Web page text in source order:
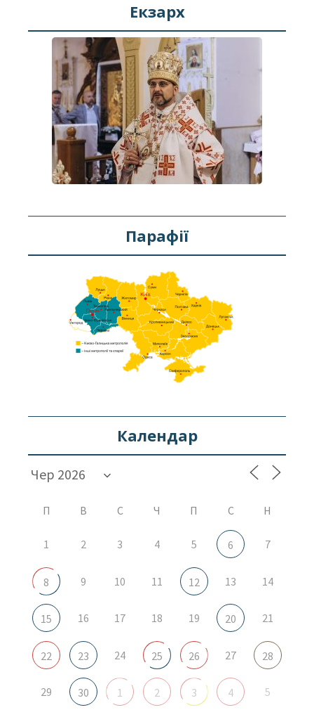
Екзарх
Парафії
Календар
П В С Ч П С Н
1 2 3 4 5 6 7
8 9 10 11 12 13 14
15 16 17 18 19 20 21
22 23 24 25 26 27 28
29 30 1 2 3 4 5